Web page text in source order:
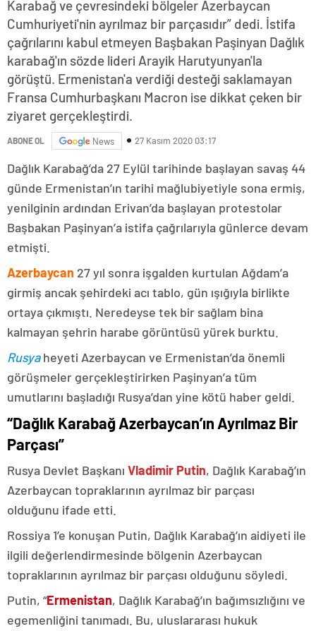
Karabağ ve çevresindeki bölgeler Azerbaycan
Cumhuriyeti'nin ayrılmaz bir parçasıdır” dedi. İstifa
çağrılarını kabul etmeyen Başbakan Paşinyan Dağlık
karabağ'ın sözde lideri Arayik Harutyunyan'la
görüştü. Ermenistan'a verdiği desteği saklamayan
Fransa Cumhurbaşkanı Macron ise dikkat çeken bir
ziyaret gerçekleştirdi.
ABONE OL News 27 Kasım 2020 03:17
Dağlık Karabağ’da 27 Eylül tarihinde başlayan savaş 44
günde Ermenistan’ın tarihi mağlubiyetiyle sona ermiş,
yenilginin ardından Erivan’da başlayan protestolar
Başbakan Paşinyan’a istifa çağrılarıyla günlerce devam
etmişti.
Azerbaycan 27 yıl sonra işgalden kurtulan Ağdam’a
girmiş ancak şehirdeki acı tablo, gün ışığıyla birlikte
ortaya çıkmıştı. Neredeyse tek bir sağlam bina
kalmayan şehrin harabe görüntüsü yürek burktu.
Rusyaheyeti Azerbaycan ve Ermenistan’da önemli
görüşmeler gerçekleştirirken Paşinyan’a tüm
umutlarını başladığı Rusya’dan yine kötü haber geldi.
“Dağlık Karabağ Azerbaycan’ın Ayrılmaz Bir
Parçası”
Rusya Devlet Başkanı Vladimir Putin, Dağlık Karabağ’ın
Azerbaycan topraklarının ayrılmaz bir parçası
olduğunu ifade etti.
Rossiya 1’e konuşan Putin, Dağlık Karabağ’ın aidiyeti ile
ilgili değerlendirmesinde bölgenin Azerbaycan
topraklarının ayrılmaz bir parçası olduğunu söyledi.
Putin, “Ermenistan, Dağlık Karabağ’ın bağımsızlığını ve
egemenliğini tanımadı. Bu, uluslararası hukuk